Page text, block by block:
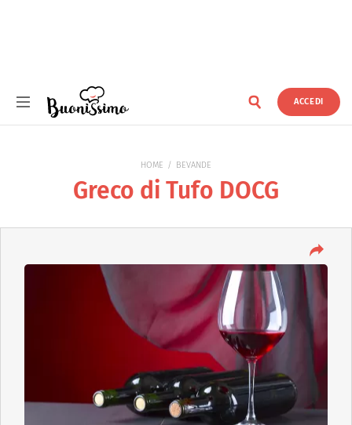
ACCEDI
HOME BEVANDE
Greco di Tufo DOCG